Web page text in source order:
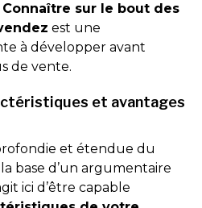
Connaître sur le bout des
est une
à développer avant
de vente.
et avantages
et étendue du
base d’un argumentaire
ici d’être capable